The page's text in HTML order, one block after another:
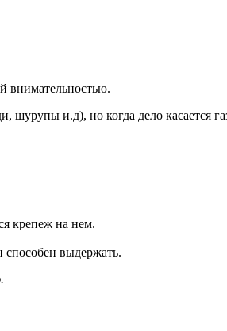
внимательностью.
и.д), но когда дело касается
крепеж на нем.
способен выдержать.